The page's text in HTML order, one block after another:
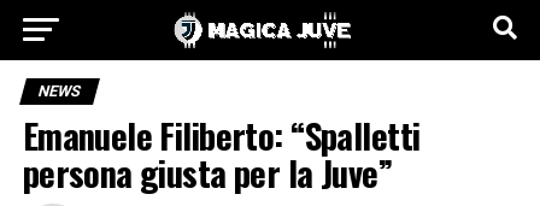
NEWS
Emanuele Filiberto: “Spalletti
persona giusta per la Juve”